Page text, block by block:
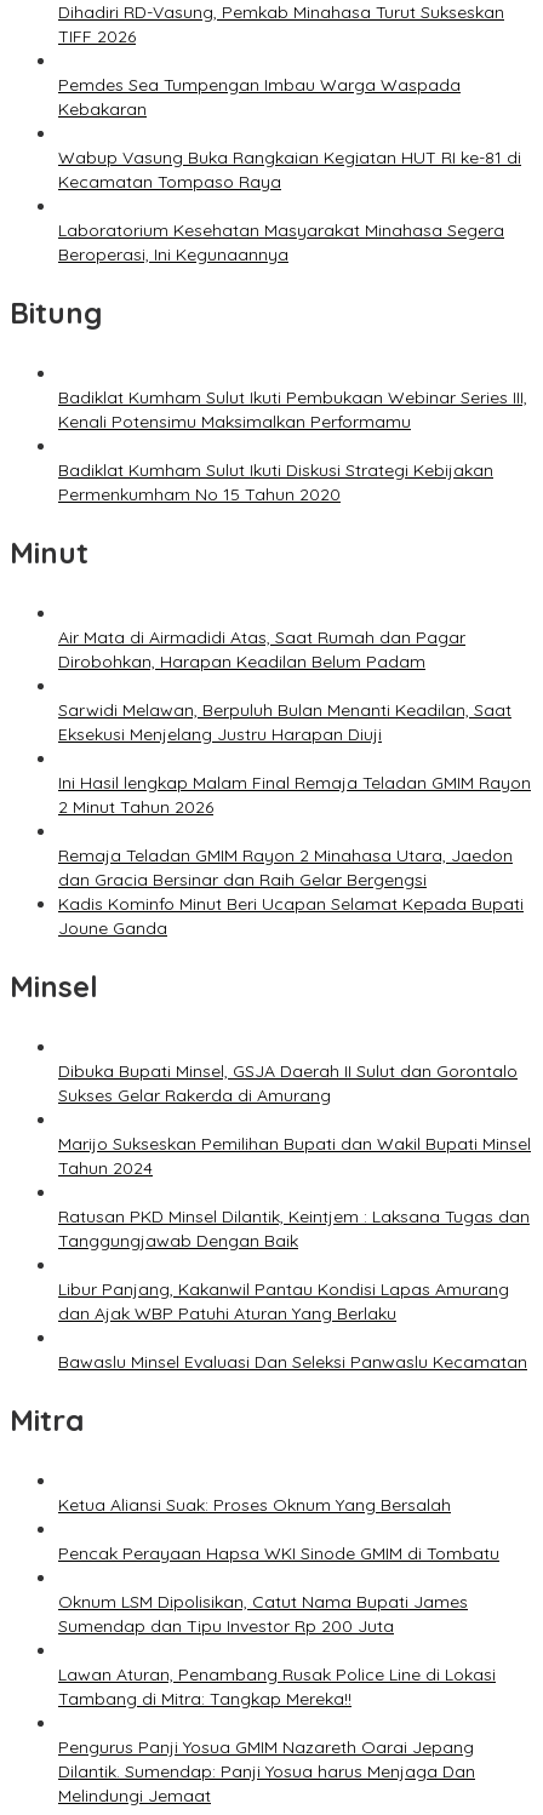
Dihadiri RD-Vasung, Pemkab Minahasa Turut Sukseskan
TIFF 2026
Pemdes Sea Tumpengan Imbau Warga Waspada
Kebakaran
Wabup Vasung Buka Rangkaian Kegiatan HUT RI ke-81 di
Kecamatan Tompaso Raya
Laboratorium Kesehatan Masyarakat Minahasa Segera
Beroperasi, Ini Kegunaannya
Bitung
Badiklat Kumham Sulut Ikuti Pembukaan Webinar Series III,
Kenali Potensimu Maksimalkan Performamu
Badiklat Kumham Sulut Ikuti Diskusi Strategi Kebijakan
Permenkumham No 15 Tahun 2020
Minut
Air Mata di Airmadidi Atas, Saat Rumah dan Pagar
Dirobohkan, Harapan Keadilan Belum Padam
Sarwidi Melawan, Berpuluh Bulan Menanti Keadilan, Saat
Eksekusi Menjelang Justru Harapan Diuji
Ini Hasil lengkap Malam Final Remaja Teladan GMIM Rayon
2 Minut Tahun 2026
Remaja Teladan GMIM Rayon 2 Minahasa Utara, Jaedon
dan Gracia Bersinar dan Raih Gelar Bergengsi
Kadis Kominfo Minut Beri Ucapan Selamat Kepada Bupati
Joune Ganda
Minsel
Dibuka Bupati Minsel, GSJA Daerah II Sulut dan Gorontalo
Sukses Gelar Rakerda di Amurang
Marijo Sukseskan Pemilihan Bupati dan Wakil Bupati Minsel
Tahun 2024
Ratusan PKD Minsel Dilantik, Keintjem : Laksana Tugas dan
Tanggungjawab Dengan Baik
Libur Panjang, Kakanwil Pantau Kondisi Lapas Amurang
dan Ajak WBP Patuhi Aturan Yang Berlaku
Bawaslu Minsel Evaluasi Dan Seleksi Panwaslu Kecamatan
Mitra
Ketua Aliansi Suak: Proses Oknum Yang Bersalah
Pencak Perayaan Hapsa WKI Sinode GMIM di Tombatu
Oknum LSM Dipolisikan, Catut Nama Bupati James
Sumendap dan Tipu Investor Rp 200 Juta
Lawan Aturan, Penambang Rusak Police Line di Lokasi
Tambang di Mitra: Tangkap Mereka!!
Pengurus Panji Yosua GMIM Nazareth Oarai Jepang
Dilantik. Sumendap: Panji Yosua harus Menjaga Dan
Melindungi Jemaat